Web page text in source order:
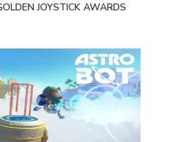
JOYSTICK AWARDS